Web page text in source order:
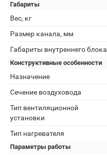
Габариты
Вес, кг
Размер канала, мм
Габариты внутреннего блока
Конструктивные особенности
Назначение
Сечение воздуховода
Тип вентиляционной
установки
Тип нагревателя
Параметры работы